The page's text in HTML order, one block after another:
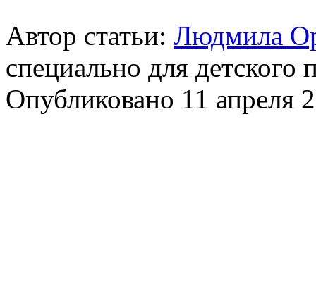
Автор статьи: Людмила
специально для детского
Опубликовано 11 апреля